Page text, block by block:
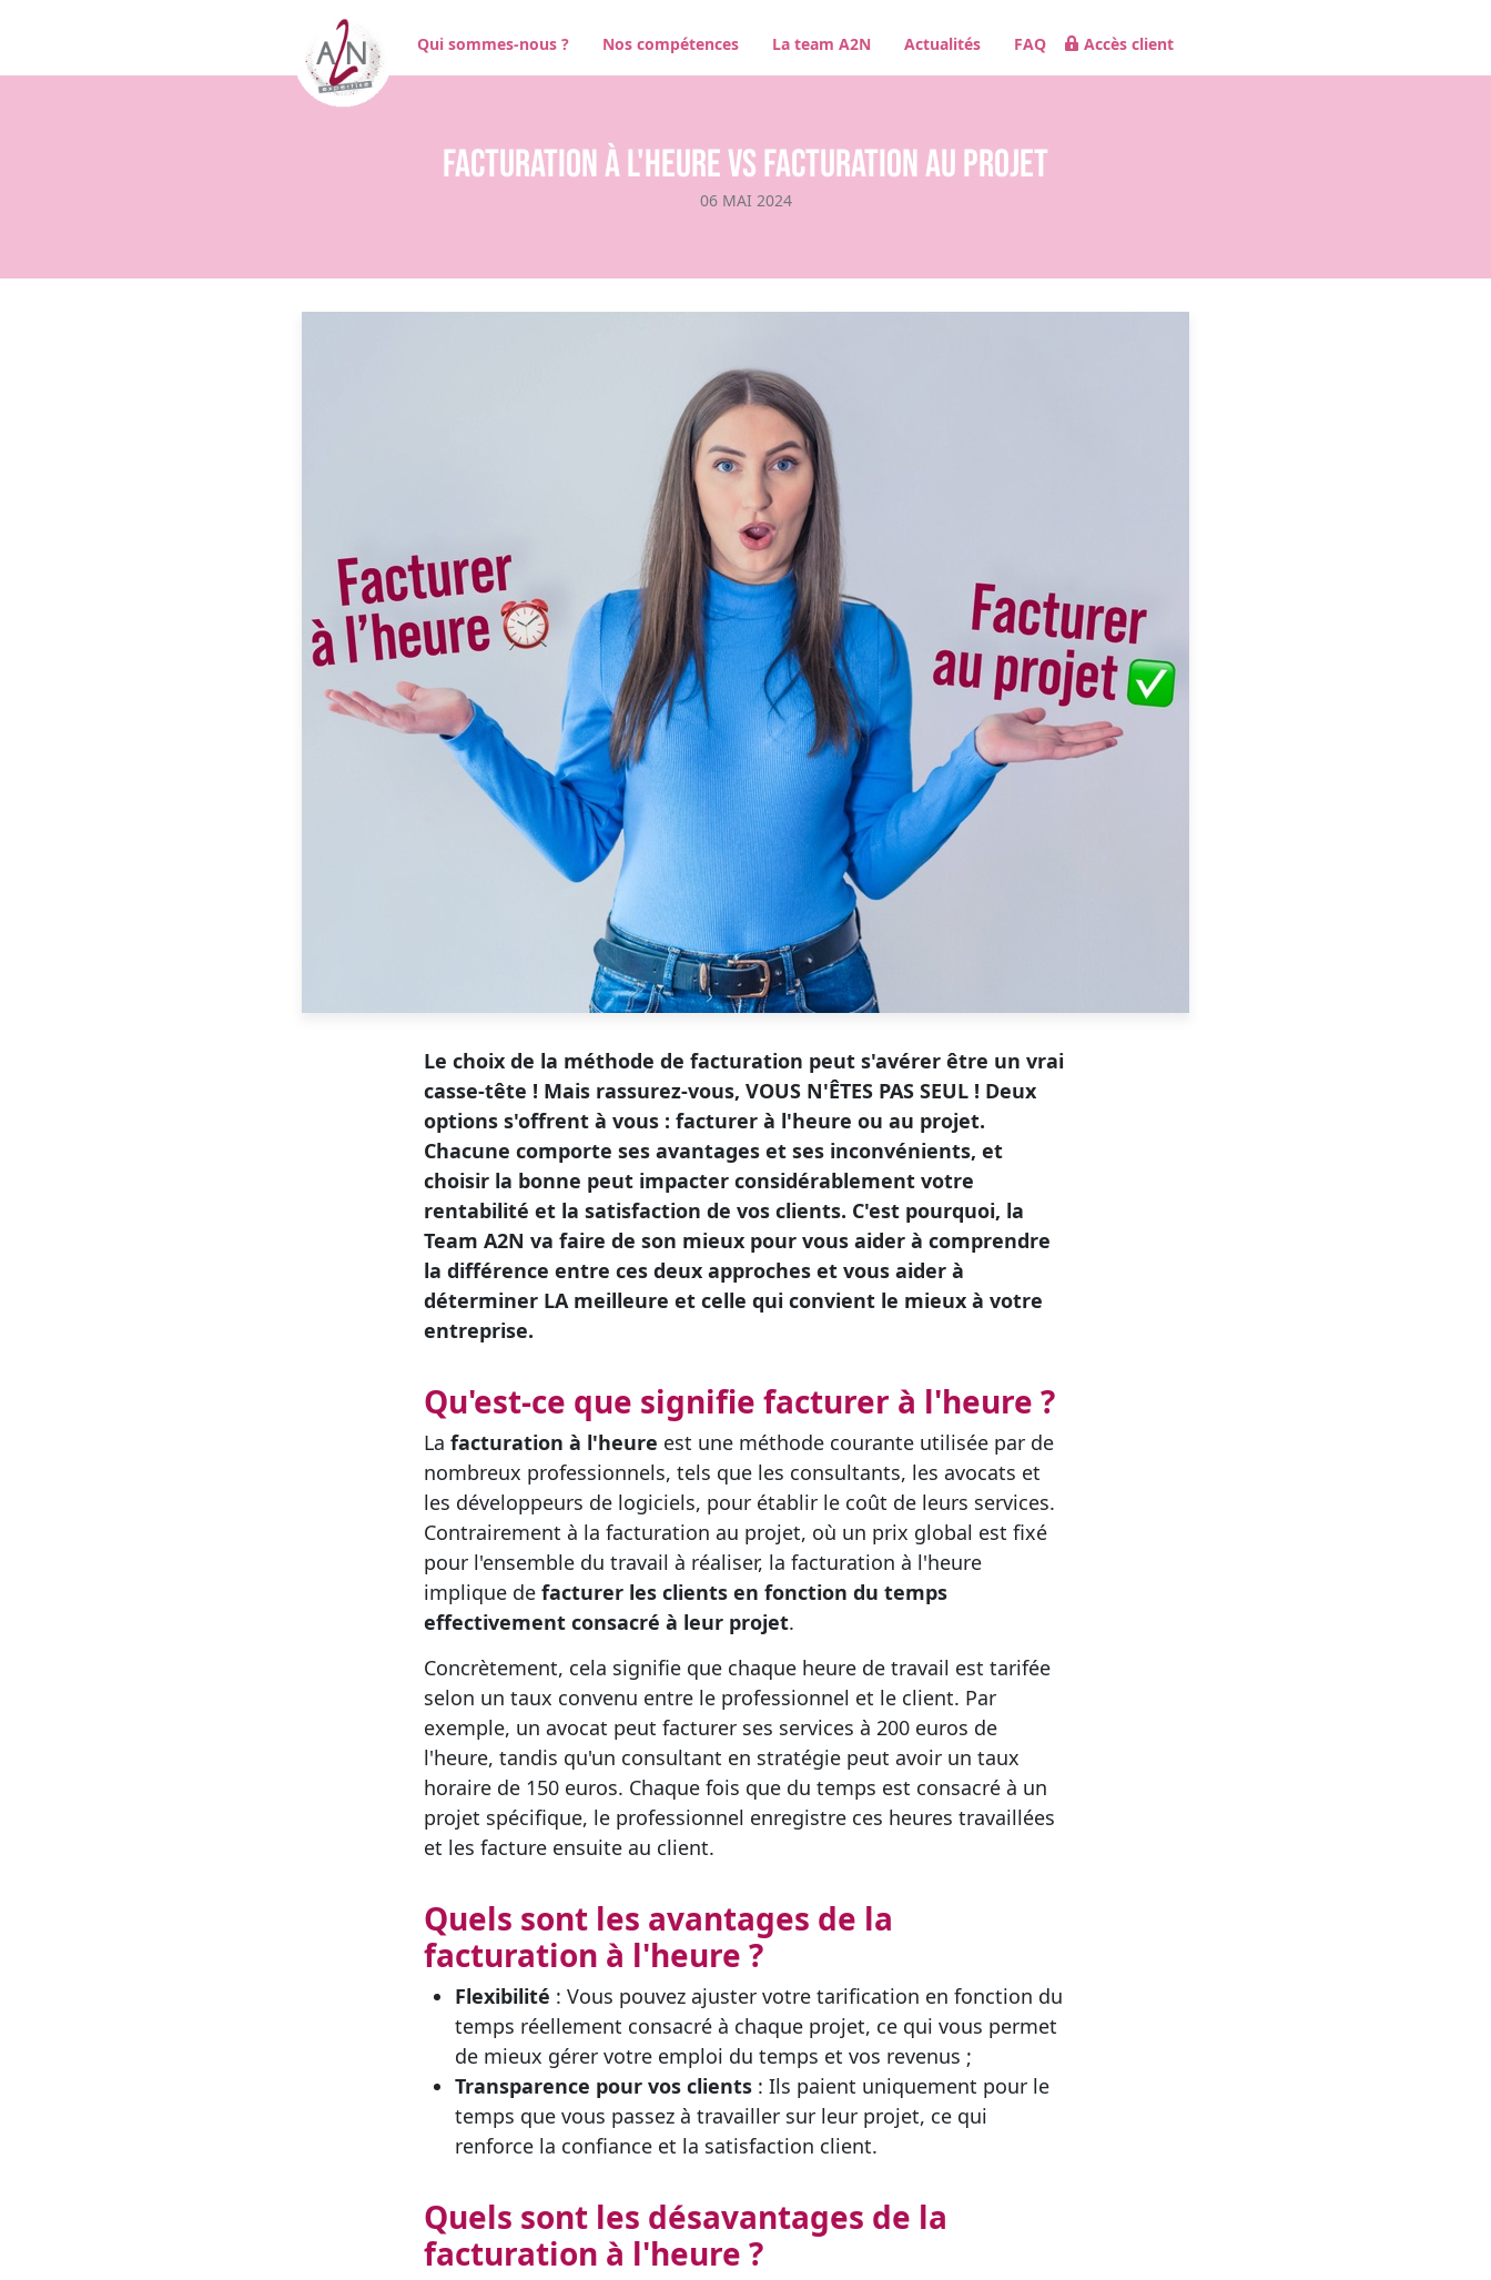
Qui sommes-nous ? Nos compétences La team A2N Actualités FAQ Accès client
Facturation à l'heure VS Facturation au projet
06 MAI 2024
Le choix de la méthode de facturation peut s'avérer être un vrai
casse-tête ! Mais rassurez-vous, VOUS N'ÊTES PAS SEUL ! Deux
options s'offrent à vous : facturer à l'heure ou au projet.
Chacune comporte ses avantages et ses inconvénients, et
choisir la bonne peut impacter considérablement votre
rentabilité et la satisfaction de vos clients. C'est pourquoi, la
Team A2N va faire de son mieux pour vous aider à comprendre
la différence entre ces deux approches et vous aider à
déterminer LA meilleure et celle qui convient le mieux à votre
entreprise.
Qu'est-ce que signifie facturer à l'heure ?
La facturation à l'heure est une méthode courante utilisée par de
nombreux professionnels, tels que les consultants, les avocats et
les développeurs de logiciels, pour établir le coût de leurs services.
Contrairement à la facturation au projet, où un prix global est fixé
pour l'ensemble du travail à réaliser, la facturation à l'heure
implique de facturer les clients en fonction du temps
effectivement consacré à leur projet.
Concrètement, cela signifie que chaque heure de travail est tarifée
selon un taux convenu entre le professionnel et le client. Par
exemple, un avocat peut facturer ses services à 200 euros de
l'heure, tandis qu'un consultant en stratégie peut avoir un taux
horaire de 150 euros. Chaque fois que du temps est consacré à un
projet spécifique, le professionnel enregistre ces heures travaillées
et les facture ensuite au client.
Quels sont les avantages de la
facturation à l'heure ?
Flexibilité : Vous pouvez ajuster votre tarification en fonction du
temps réellement consacré à chaque projet, ce qui vous permet
de mieux gérer votre emploi du temps et vos revenus ;
Transparence pour vos clients : Ils paient uniquement pour le
temps que vous passez à travailler sur leur projet, ce qui
renforce la confiance et la satisfaction client.
Quels sont les désavantages de la
facturation à l'heure ?